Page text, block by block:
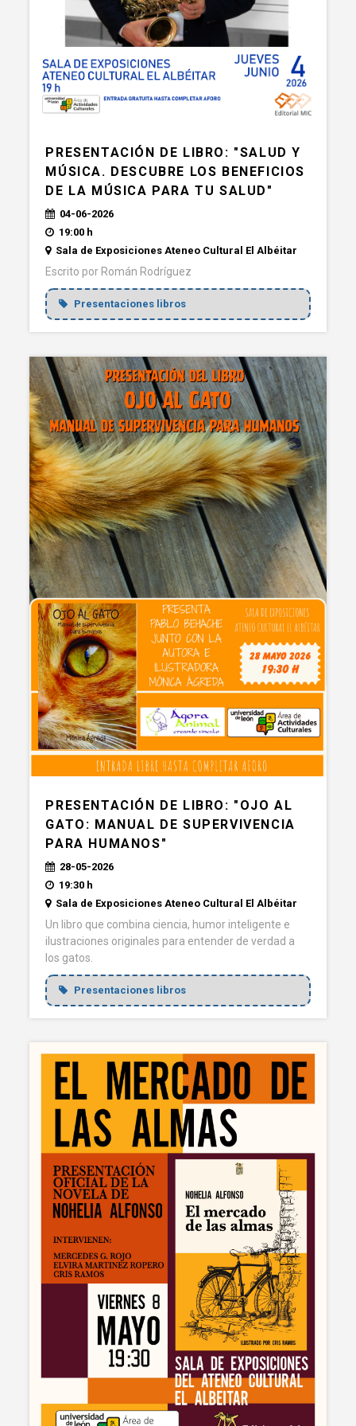
PRESENTACIÓN DE LIBRO: "SALUD Y
MÚSICA. DESCUBRE LOS BENEFICIOS
DE LA MÚSICA PARA TU SALUD"
04-06-2026
19:00 h
Sala de Exposiciones Ateneo Cultural El Albéitar
Escrito por Román Rodríguez
Presentaciones libros
PRESENTACIÓN DE LIBRO: "OJO AL
GATO: MANUAL DE SUPERVIVENCIA
PARA HUMANOS"
28-05-2026
19:30 h
Sala de Exposiciones Ateneo Cultural El Albéitar
Un libro que combina ciencia, humor inteligente e
ilustraciones originales para entender de verdad a
los gatos.
Presentaciones libros